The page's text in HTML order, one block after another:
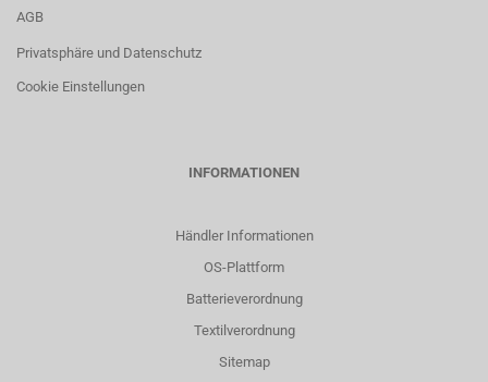
AGB
Privatsphäre und Datenschutz
Cookie Einstellungen
INFORMATIONEN
Händler Informationen
OS-Plattform
Batterieverordnung
Textilverordnung
Sitemap